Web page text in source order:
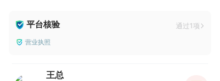
平台核验 通过1项
营业执照
王总